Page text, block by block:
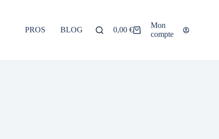
PROS BLOG À PROPOS
0,00 €
Mon
compte